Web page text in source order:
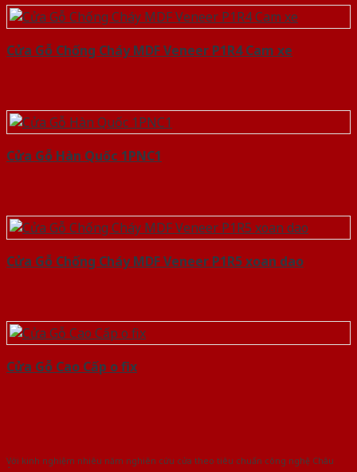
Cửa Gỗ Chống Cháy MDF Veneer P1R4 Cam xe
Cửa Gỗ Hàn Quốc 1PNC1
Cửa Gỗ Chống Cháy MDF Veneer P1R5 xoan dao
Cửa Gỗ Cao Cấp o fix
Với kinh nghiệm nhiêu năm nghiên cứu cửa theo tiêu chuẩn công nghệ Châu